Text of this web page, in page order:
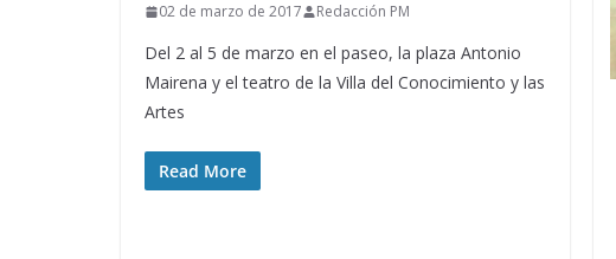
02 de marzo de 2017 Redacción PM
Del 2 al 5 de marzo en el paseo, la plaza Antonio
Mairena y el teatro de la Villa del Conocimiento y las
Artes
Read More